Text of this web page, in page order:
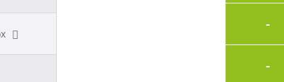
-
-